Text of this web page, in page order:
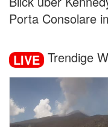
Porta Consolare
LIVE Trendige